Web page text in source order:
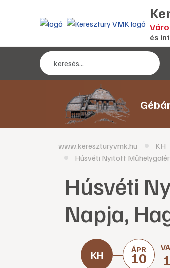
és
www.kereszturyvmk.hu KH
Húsvéti Nyitott
Húsvéti
Napja,
ÁPR
10